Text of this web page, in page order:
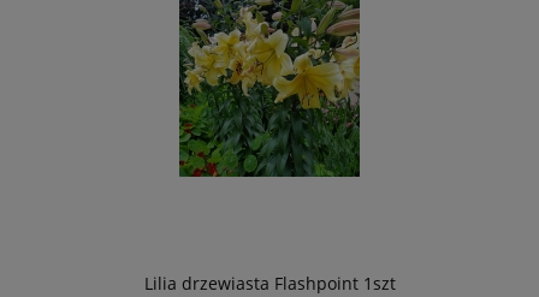
Lilia drzewiasta Flashpoint 1szt